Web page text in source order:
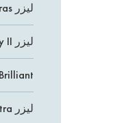
ليزر Curas
ليزر Clarity II™
ليزر Spectra